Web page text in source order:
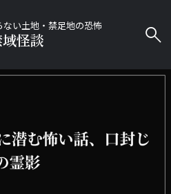
い土地・禁足地の恐怖
怪談